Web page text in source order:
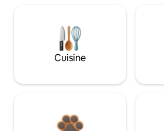
Cuisine